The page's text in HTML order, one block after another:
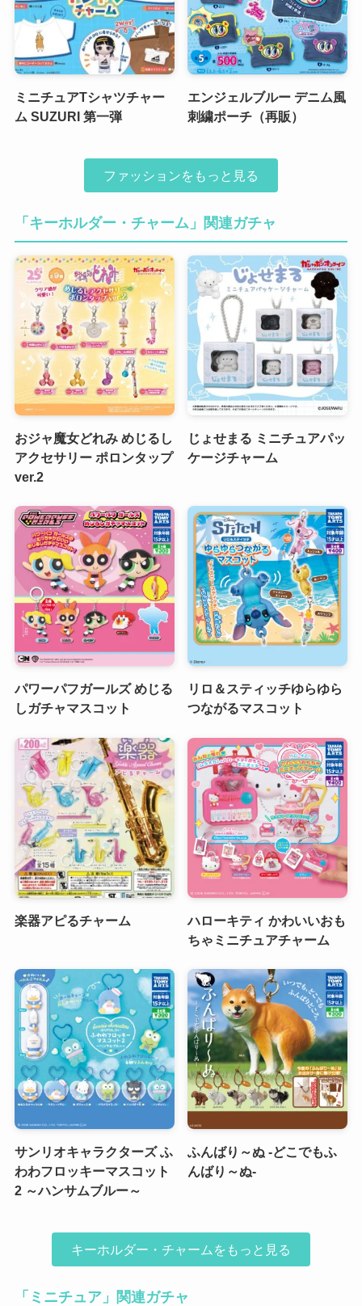
ミニチュアTシャツチャー
ム SUZURI 第一弾
エンジェルブルー デニム風
刺繍ポーチ（再販）
ファッションをもっと見る
「キーホルダー・チャーム」関連ガチャ
おジャ魔女どれみ めじるし
アクセサリー ポロンタップ
ver.2
じょせまる ミニチュアパッ
ケージチャーム
パワーパフガールズ めじる
しガチャマスコット
リロ＆スティッチゆらゆら
つながるマスコット
楽器アピるチャーム
ハローキティ かわいいおも
ちゃミニチュアチャーム
サンリオキャラクターズ ふ
わわフロッキーマスコット
2 ～ハンサムブルー～
ふんばり～ぬ -どこでもふ
んばり～ぬ-
キーホルダー・チャームをもっと見る
「ミニチュア」関連ガチャ